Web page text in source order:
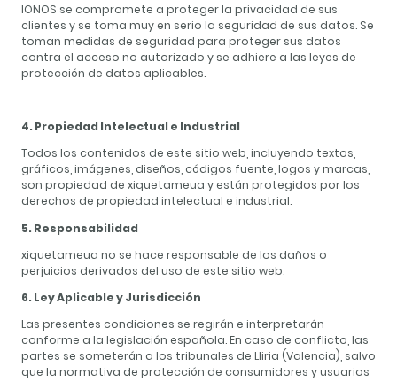
IONOS se compromete a proteger la privacidad de sus
clientes y se toma muy en serio la seguridad de sus datos. Se
toman medidas de seguridad para proteger sus datos
contra el acceso no autorizado y se adhiere a las leyes de
protección de datos aplicables.
4. Propiedad Intelectual e Industrial
Todos los contenidos de este sitio web, incluyendo textos,
gráficos, imágenes, diseños, códigos fuente, logos y marcas,
son propiedad de xiquetameua y están protegidos por los
derechos de propiedad intelectual e industrial.
5. Responsabilidad
xiquetameua no se hace responsable de los daños o
perjuicios derivados del uso de este sitio web.
6. Ley Aplicable y Jurisdicción
Las presentes condiciones se regirán e interpretarán
conforme a la legislación española. En caso de conflicto, las
partes se someterán a los tribunales de Lliria (Valencia), salvo
que la normativa de protección de consumidores y usuarios